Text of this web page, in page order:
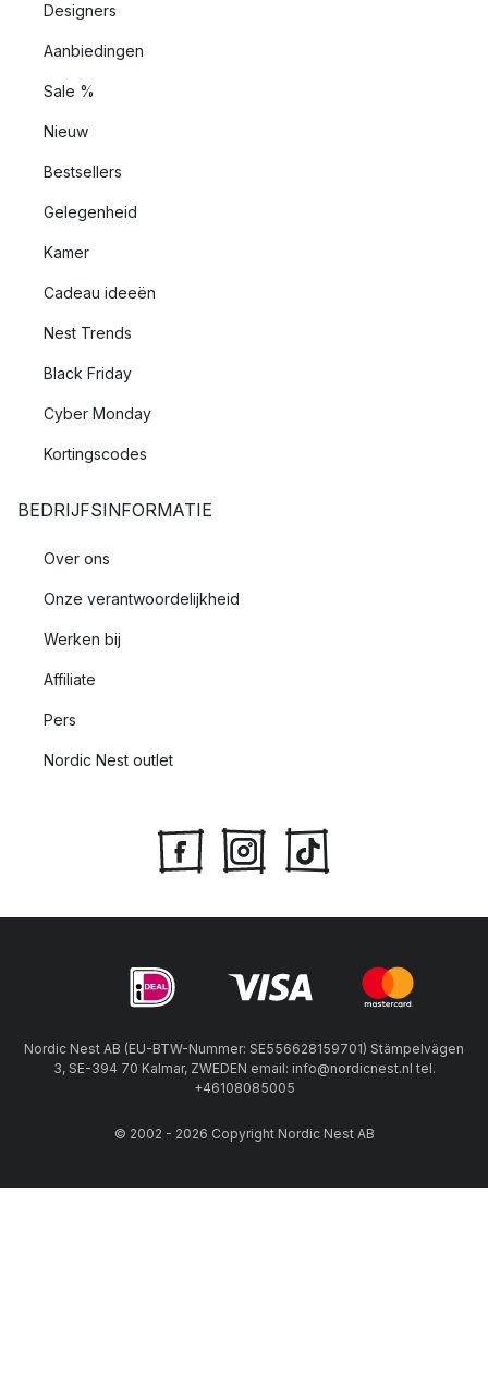
Designers
Aanbiedingen
Sale %
Nieuw
Bestsellers
Gelegenheid
Kamer
Cadeau ideeën
Nest Trends
Black Friday
Cyber Monday
Kortingscodes
BEDRIJFSINFORMATIE
Over ons
Onze verantwoordelijkheid
Werken bij
Affiliate
Pers
Nordic Nest outlet
Nordic Nest AB (EU-BTW-Nummer: SE556628159701) Stämpelvägen
3, SE-394 70 Kalmar, ZWEDEN email: info@nordicnest.nl tel.
+46108085005
© 2002 - 2026 Copyright Nordic Nest AB